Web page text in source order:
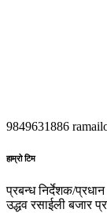
9849631886
हाम्रो टिम
प्रबन्ध निर्देशक/
उद्धव रसाईली बजार